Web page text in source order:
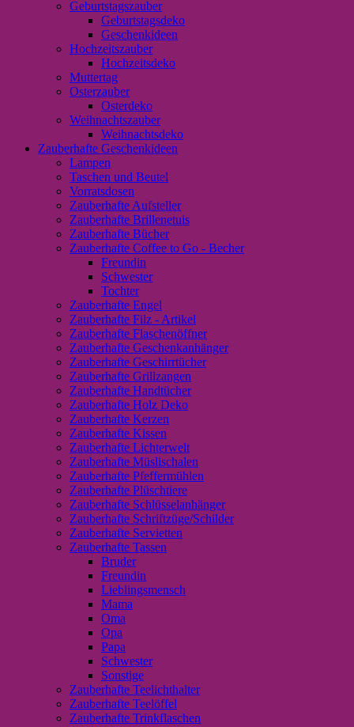
Geburtstagszauber
Geburtstagsdeko
Geschenkideen
Hochzeitszauber
Hochzeitsdeko
Muttertag
Osterzauber
Osterdeko
Weihnachtszauber
Weihnachtsdeko
Zauberhafte Geschenkideen
Lampen
Taschen und Beutel
Vorratsdosen
Zauberhafte Aufsteller
Zauberhafte Brillenetuis
Zauberhafte Bücher
Zauberhafte Coffee to Go - Becher
Freundin
Schwester
Tochter
Zauberhafte Engel
Zauberhafte Filz - Artikel
Zauberhafte Flaschenöffner
Zauberhafte Geschenkanhänger
Zauberhafte Geschirrtücher
Zauberhafte Grillzangen
Zauberhafte Handtücher
Zauberhafte Holz Deko
Zauberhafte Kerzen
Zauberhafte Kissen
Zauberhafte Lichterwelt
Zauberhafte Müslischalen
Zauberhafte Pfeffermühlen
Zauberhafte Plüschtiere
Zauberhafte Schlüsselanhänger
Zauberhafte Schriftzüge/Schilder
Zauberhafte Servietten
Zauberhafte Tassen
Bruder
Freundin
Lieblingsmensch
Mama
Oma
Opa
Papa
Schwester
Sonstige
Zauberhafte Teelichthalter
Zauberhafte Teelöffel
Zauberhafte Trinkflaschen